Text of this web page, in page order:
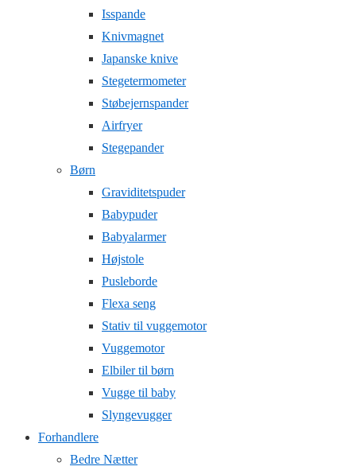
Isspande
Knivmagnet
Japanske knive
Stegetermometer
Støbejernspander
Airfryer
Stegepander
Børn
Graviditetspuder
Babypuder
Babyalarmer
Højstole
Pusleborde
Flexa seng
Stativ til vuggemotor
Vuggemotor
Elbiler til børn
Vugge til baby
Slyngevugger
Forhandlere
Bedre Nætter